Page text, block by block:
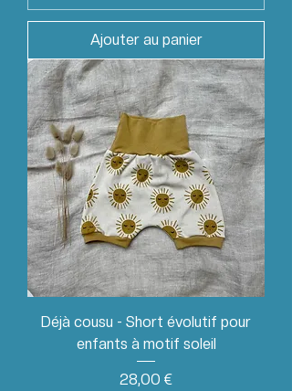
Ajouter au panier
Déjà cousu - Short évolutif pour
enfants à motif soleil
Prix
28,00 €